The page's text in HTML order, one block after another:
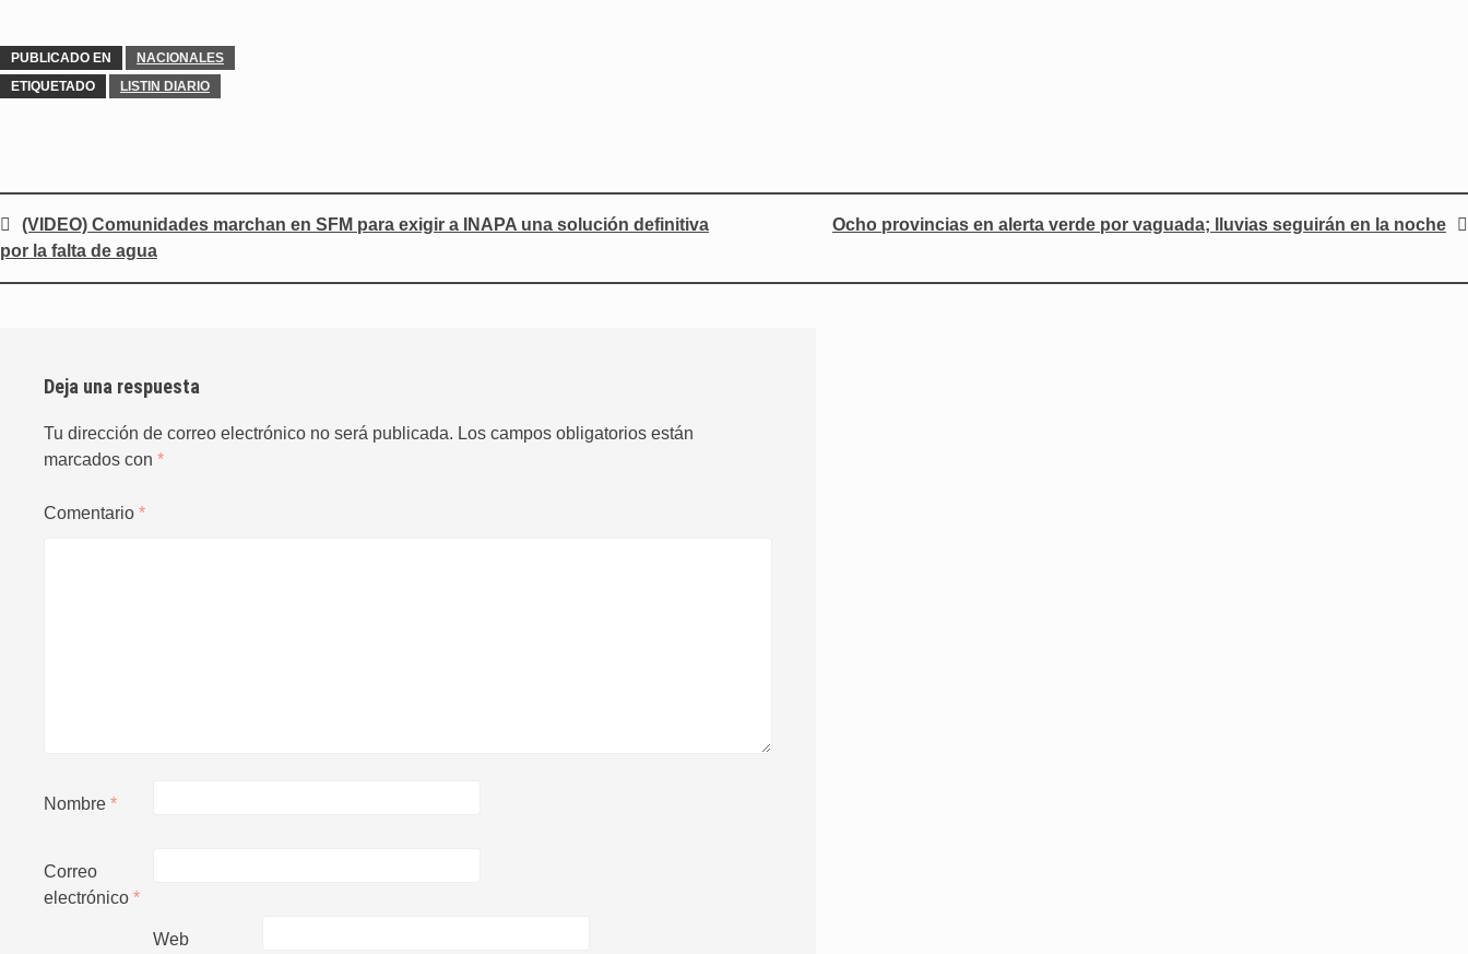
PUBLICADO EN
NACIONALES
ETIQUETADO
LISTIN DIARIO
Navegación
de
entradas
(VIDEO) Comunidades marchan en SFM para exigir a INAPA una solución definitiva
por la falta de agua
Ocho provincias en alerta verde por vaguada; lluvias seguirán en la noche
Deja una respuesta
Tu dirección de correo electrónico no será publicada. Los campos obligatorios están
marcados con *
Comentario *
Nombre *
Correo
electrónico *
Web